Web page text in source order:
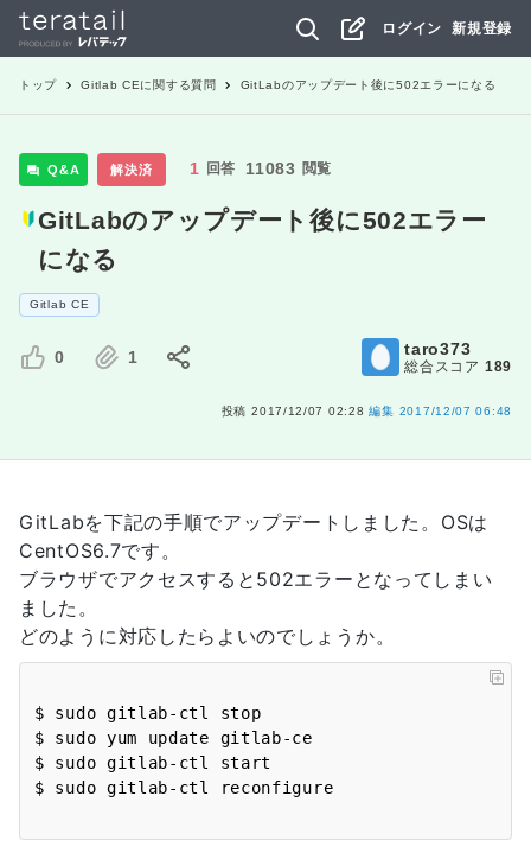
ログイン 新規登録
トップ Gitlab CEに関する質問 GitLabのアップデート後に502エラーになる
Q&A 解決済 1 回答 11083 閲覧
GitLabのアップデート後に502エラー
になる
Gitlab CE
0 1 taro373
総合スコア 189
投稿 2017/12/07 02:28 編集 2017/12/07 06:48
GitLabを下記の手順でアップデートしました。OSは
CentOS6.7です。
ブラウザでアクセスすると502エラーとなってしまい
ました。
どのように対応したらよいのでしょうか。
$ sudo gitlab-ctl stop
$ sudo yum update gitlab-ce
$ sudo gitlab-ctl start